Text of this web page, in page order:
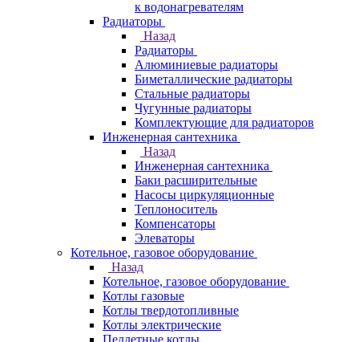
к водонагревателям
Радиаторы
Назад
Радиаторы
Алюминиевые радиаторы
Биметаллические радиаторы
Стальные радиаторы
Чугунные радиаторы
Комплектующие для радиаторов
Инженерная сантехника
Назад
Инженерная сантехника
Баки расширительные
Насосы циркуляционные
Теплоноситель
Компенсаторы
Элеваторы
Котельное, газовое оборудование
Назад
Котельное, газовое оборудование
Котлы газовые
Котлы твердотопливные
Котлы электрические
Пеллетные котлы